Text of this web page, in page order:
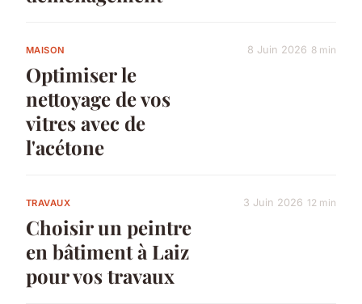
MAISON
Optimiser le
nettoyage de vos
vitres avec de
l'acétone
8 Juin 2026 8 min
TRAVAUX
Choisir un peintre
en bâtiment à Laiz
pour vos travaux
3 Juin 2026 12 min